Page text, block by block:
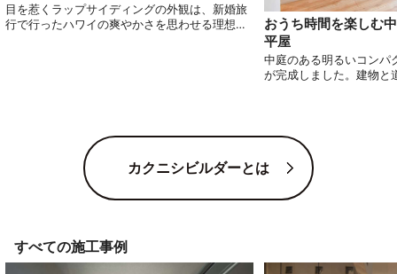
目を惹くラップサイディングの外観は、新婚旅
行で行ったハワイの爽やかさを思わせる理想の
おうち時間を楽しむ
平屋
中庭のある明るいコンパ
が完成しました。建物と
ことで家全体に光が届き
お住まいになりました。
カクニシビルダーとは
すべての施工事例